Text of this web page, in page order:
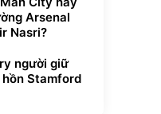
Arsenal
Nasri?
người giữ
Stamford